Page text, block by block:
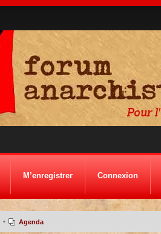
M’enregistrer Connexion
• Agenda